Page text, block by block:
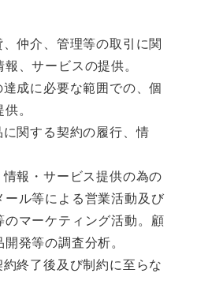
仲介、管理等の取引に関
、サービスの提供。
成に必要な範囲での、個
。
関する契約の履行、情
報・サービス提供の為の
ル等による営業活動及び
マーケティング活動。顧
発等の調査分析。
終了後及び制約に至らな